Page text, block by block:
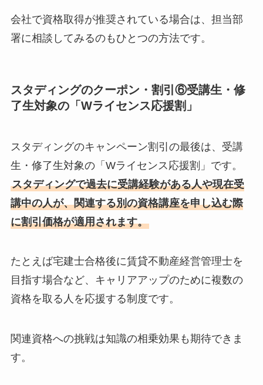
会社で資格取得が推奨されている場合は、担当部
署に相談してみるのもひとつの方法です。
スタディングのクーポン・割引⑥受講生・修
了生対象の「Wライセンス応援割」
スタディングのキャンペーン割引の最後は、受講
生・修了生対象の「Wライセンス応援割」です。
スタディングで過去に受講経験がある人や現在受
講中の人が、関連する別の資格講座を申し込む際
に割引価格が適用されます。
たとえば宅建士合格後に賃貸不動産経営管理士を
目指す場合など、キャリアアップのために複数の
資格を取る人を応援する制度です。
関連資格への挑戦は知識の相乗効果も期待できま
す。